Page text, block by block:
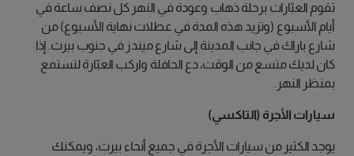
تقوم العبّارات برحلة ذهاب وعودة في النهر كل نصف ساعة في
أيام الأسبوع (وتزيد هذه المدة في عطلات نهاية الأسبوع) من
شارع باراك في جانب المدينة إلى شارع ميندز في جنوب بيرث. إذا
كان لديك متسع من الوقت، دع الحافلة واركب العبّارة لتستمع
بمنظر النهر.
سيارات الأجرة (التاكسي)
يوجد الكثير من سيارات الأجرة في جميع أنحاء بيرث، ويمكنك